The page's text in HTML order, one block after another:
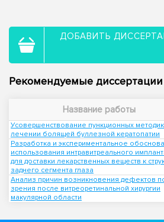
ДОБАВИТЬ
Рекомендуемые
Название работы
Усовершенствование пункционных
лечении болящей буллезной кератопатии
Разработка и экспериментальное
использования интравитреального
для доставки лекарственных веществ к
заднего сегмента глаза
Анализ причин возникновения дефектов
зрения после витреоретинальной хирургии
макулярной области